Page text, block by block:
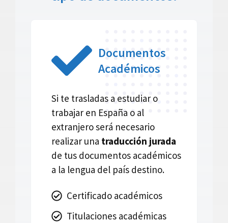
Documentos
Académicos
Si te trasladas a estudiar o
trabajar en España o al
extranjero será necesario
realizar una traducción jurada
de tus documentos académicos
a la lengua del país destino.
Certificado académicos
Titulaciones académicas